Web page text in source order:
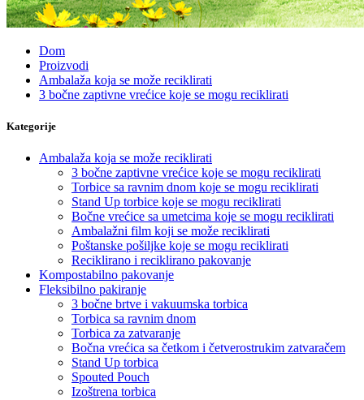
Dom
Proizvodi
Ambalaža koja se može reciklirati
3 bočne zaptivne vrećice koje se mogu reciklirati
Kategorije
Ambalaža koja se može reciklirati
3 bočne zaptivne vrećice koje se mogu reciklirati
Torbice sa ravnim dnom koje se mogu reciklirati
Stand Up torbice koje se mogu reciklirati
Bočne vrećice sa umetcima koje se mogu reciklirati
Ambalažni film koji se može reciklirati
Poštanske pošiljke koje se mogu reciklirati
Reciklirano i reciklirano pakovanje
Kompostabilno pakovanje
Fleksibilno pakiranje
3 bočne brtve i vakuumska torbica
Torbica sa ravnim dnom
Torbica za zatvaranje
Bočna vrećica sa četkom i četverostrukim zatvaračem
Stand Up torbica
Spouted Pouch
Izoštrena torbica